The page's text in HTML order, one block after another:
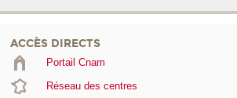
ACCÈS DIRECTS
Portail Cnam
Réseau des centres